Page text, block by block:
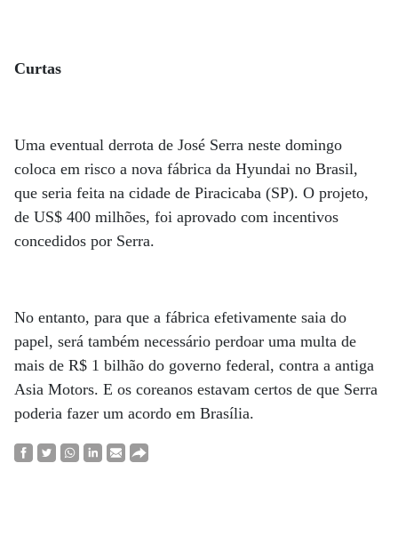
Curtas
Uma eventual derrota de José Serra neste domingo
coloca em risco a nova fábrica da Hyundai no Brasil,
que seria feita na cidade de Piracicaba (SP). O projeto,
de US$ 400 milhões, foi aprovado com incentivos
concedidos por Serra.
No entanto, para que a fábrica efetivamente saia do
papel, será também necessário perdoar uma multa de
mais de R$ 1 bilhão do governo federal, contra a antiga
Asia Motors. E os coreanos estavam certos de que Serra
poderia fazer um acordo em Brasília.